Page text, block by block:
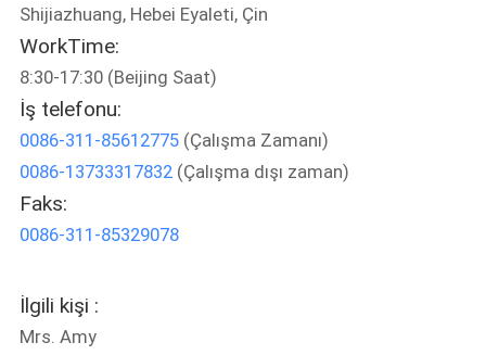
KALITE
KONTROLÜ
BIZE
ULAŞIN
DURUMLAR
Shijiazhuang, Hebei Eyaleti, Çin
WorkTime:
8:30-17:30 (Beijing Saat)
İş telefonu:
0086-311-85612775(Çalışma Zamanı)
0086-13733317832(Çalışma dışı zaman)
Faks:
0086-311-85329078
İlgili kişi :
Mrs. Amy